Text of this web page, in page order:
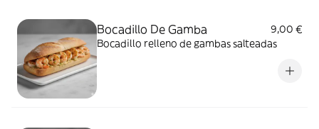
Bocadillo De Gamba
9,00 €
Bocadillo relleno de gambas salteadas